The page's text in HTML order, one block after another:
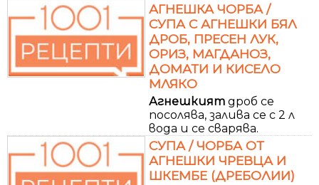
АГНЕШКА ЧОРБА /
СУПА С АГНЕШКИ БЯЛ
ДРОБ, ПРЕСЕН ЛУК,
ОРИЗ, МАГДАНОЗ,
ДОМАТИ И КИСЕЛО
МЛЯКО
Агнешкият дроб се
посолява, залива се с 2 л
вода и се сварява.
СУПА / ЧОРБА ОТ
АГНЕШКИ ЧРЕВЦА И
ШКЕМБЕ (ДРЕБОЛИИ)